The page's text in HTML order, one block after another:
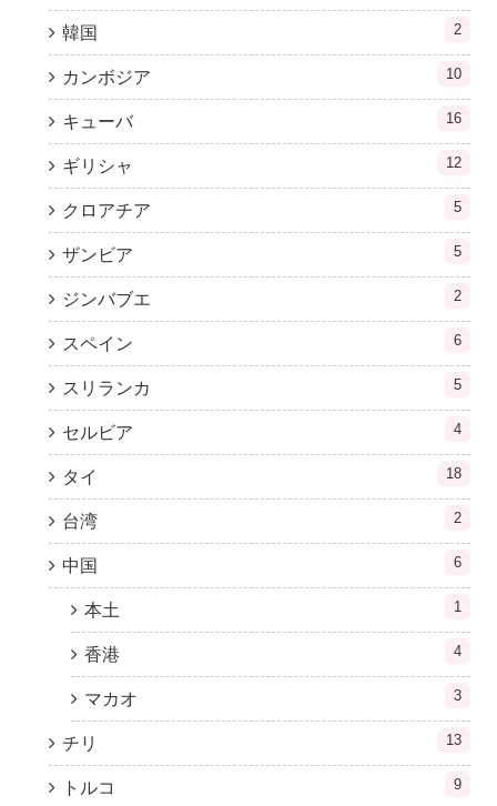
韓国 2
カンボジア 10
キューバ 16
ギリシャ 12
クロアチア 5
ザンビア 5
ジンバブエ 2
スペイン 6
スリランカ 5
セルビア 4
タイ 18
台湾 2
中国 6
本土 1
香港 4
マカオ 3
チリ 13
トルコ 9